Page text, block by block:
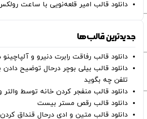
دانلود قالب امیر قلعه‌نویی با ساعت
جدیدترین قالب‌ها
دانلود قالب رفاقت رابرت دنیرو و
دانلود قالب بیلی بوچر درحال توضیح
تلفن چه بگوید
دانلود قالب منفجر کردن خانه توسط والتر
دانلود قالب رقص مستر بیست
دانلود قالب متین و ادی درحال قنداق